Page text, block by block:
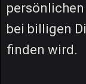
persönlichen
bei billigen
finden wird.